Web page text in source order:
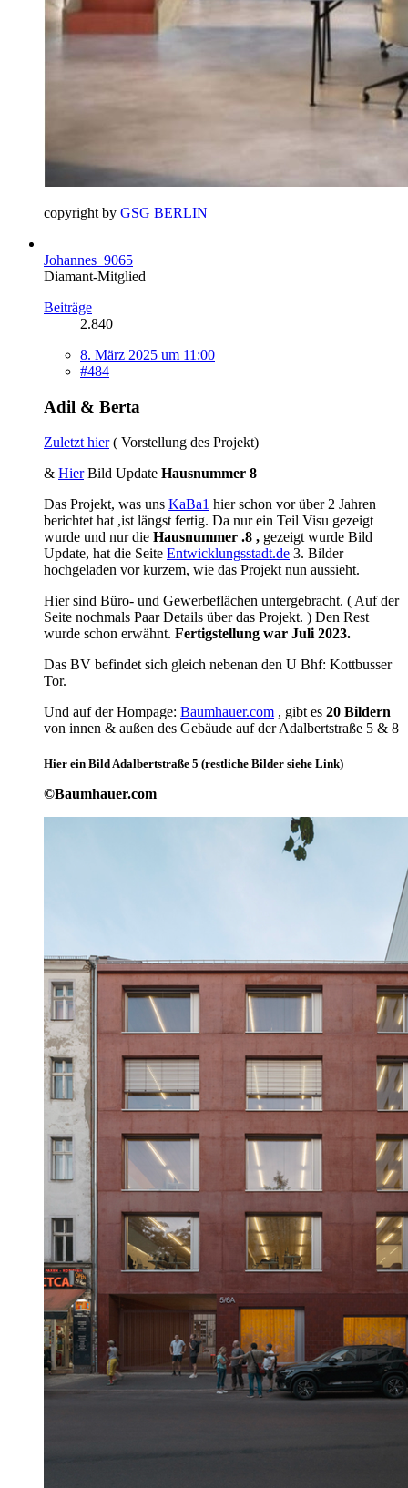
copyright by GSG BERLIN
Johannes_9065
Diamant-Mitglied
Beiträge
2.840
8. März 2025 um 11:00
#484
Adil & Berta
Zuletzt hier( Vorstellung des Projekt)
& HierBild Update Hausnummer 8
Das Projekt, was uns KaBa1 hier schon vor über 2 Jahren
berichtet hat ,ist längst fertig. Da nur ein Teil Visu gezeigt
wurde und nur die Hausnummer .8 , gezeigt wurde Bild
Update, hat die Seite Entwicklungsstadt.de 3. Bilder
hochgeladen vor kurzem, wie das Projekt nun aussieht.
Hier sind Büro- und Gewerbeflächen untergebracht. ( Auf der
Seite nochmals Paar Details über das Projekt. ) Den Rest
wurde schon erwähnt. Fertigstellung war Juli 2023.
Das BV befindet sich gleich nebenan den U Bhf: Kottbusser
Tor.
Und auf der Hompage: Baumhauer.com , gibt es 20 Bildern
von innen & außen des Gebäude auf der Adalbertstraße 5 & 8
Hier ein Bild Adalbertstraße 5 (restliche Bilder siehe Link)
©Baumhauer.com